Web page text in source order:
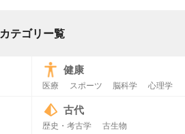
カテゴリー覧
健康
医療 スポーツ 脳科学 心理学
古代
歴史・考古学 古生物